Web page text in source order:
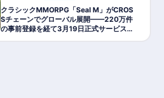
クラシックMMORPG「Seal M」がCROS
Sチェーンでグローバル展開——220万件
の事前登録を経て3月19日正式サービス開